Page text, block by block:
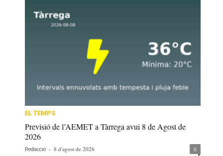
EL TEMPS
Previsió de l’AEMET a Tàrrega avui 8 de Agost de
2026
Redacció - 8 d'agost de 2026 0